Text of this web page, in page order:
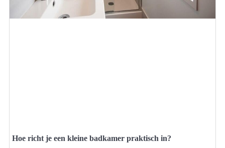
Hoe richt je een kleine badkamer praktisch in?